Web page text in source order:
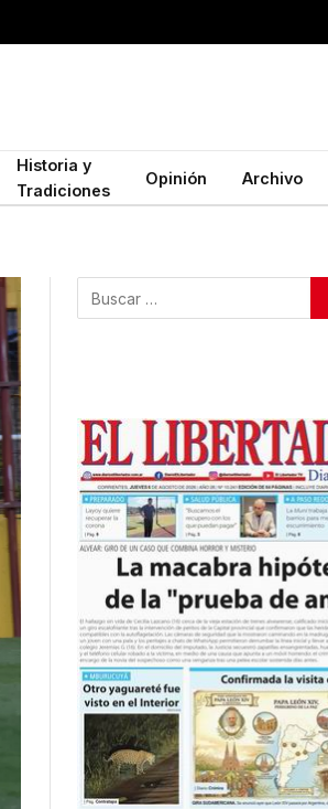
Historia y
Tradiciones
Opinión Archivo